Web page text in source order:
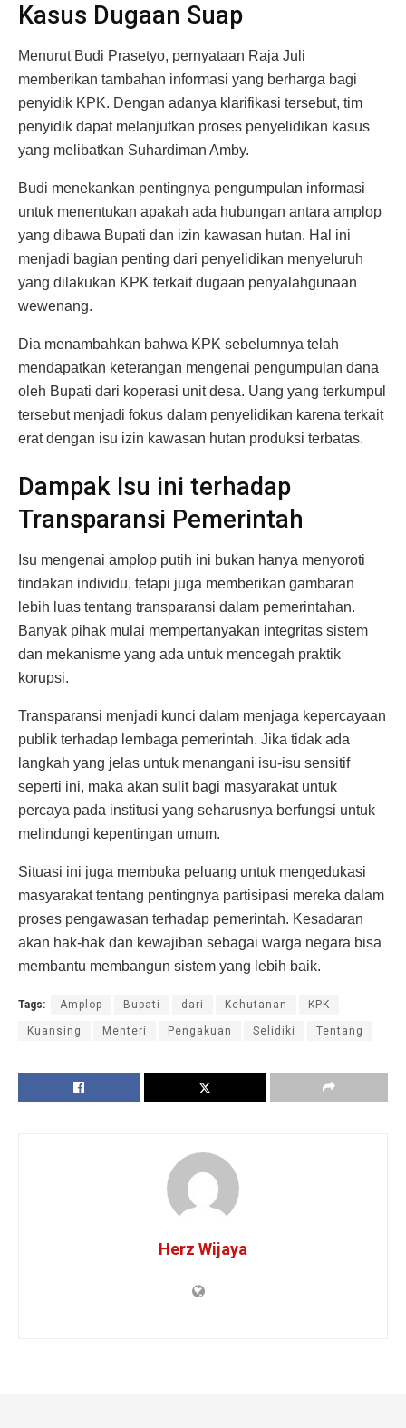
Kasus Dugaan Suap
Menurut Budi Prasetyo, pernyataan Raja Juli
memberikan tambahan informasi yang berharga bagi
penyidik KPK. Dengan adanya klarifikasi tersebut, tim
penyidik dapat melanjutkan proses penyelidikan kasus
yang melibatkan Suhardiman Amby.
Budi menekankan pentingnya pengumpulan informasi
untuk menentukan apakah ada hubungan antara amplop
yang dibawa Bupati dan izin kawasan hutan. Hal ini
menjadi bagian penting dari penyelidikan menyeluruh
yang dilakukan KPK terkait dugaan penyalahgunaan
wewenang.
Dia menambahkan bahwa KPK sebelumnya telah
mendapatkan keterangan mengenai pengumpulan dana
oleh Bupati dari koperasi unit desa. Uang yang terkumpul
tersebut menjadi fokus dalam penyelidikan karena terkait
erat dengan isu izin kawasan hutan produksi terbatas.
Dampak Isu ini terhadap
Transparansi Pemerintah
Isu mengenai amplop putih ini bukan hanya menyoroti
tindakan individu, tetapi juga memberikan gambaran
lebih luas tentang transparansi dalam pemerintahan.
Banyak pihak mulai mempertanyakan integritas sistem
dan mekanisme yang ada untuk mencegah praktik
korupsi.
Transparansi menjadi kunci dalam menjaga kepercayaan
publik terhadap lembaga pemerintah. Jika tidak ada
langkah yang jelas untuk menangani isu-isu sensitif
seperti ini, maka akan sulit bagi masyarakat untuk
percaya pada institusi yang seharusnya berfungsi untuk
melindungi kepentingan umum.
Situasi ini juga membuka peluang untuk mengedukasi
masyarakat tentang pentingnya partisipasi mereka dalam
proses pengawasan terhadap pemerintah. Kesadaran
akan hak-hak dan kewajiban sebagai warga negara bisa
membantu membangun sistem yang lebih baik.
Tags: Amplop Bupati dari Kehutanan KPK
Kuansing Menteri Pengakuan Selidiki Tentang
Herz Wijaya